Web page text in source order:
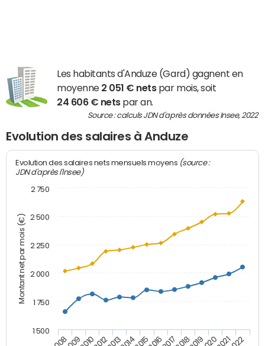
Les habitants d'Anduze (Gard) gagnent en
moyenne 2 051 € netspar mois, soit
24 606 € netspar an.
Source : calculs JDN d'après données Insee, 2022
Evolution des salaires à Anduze
Montant net par mois (€)
Evolution des salaires nets mensuels moyens (source :
JDN d'après l'Insee)
1 500
1 750
2 000
2 250
2 500
2 750